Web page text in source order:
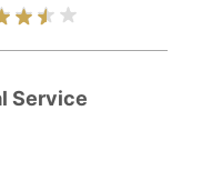
Service